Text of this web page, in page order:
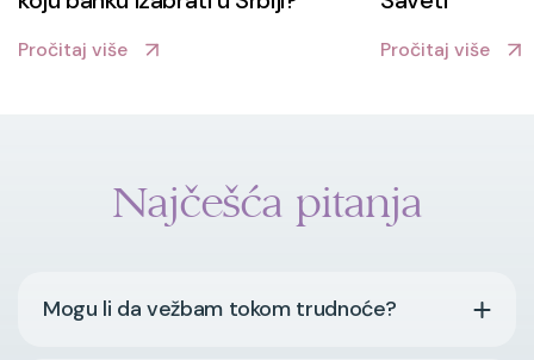
Pročitaj više Pročitaj više
Najčešća pitanja
Mogu li da vežbam tokom trudnoće?